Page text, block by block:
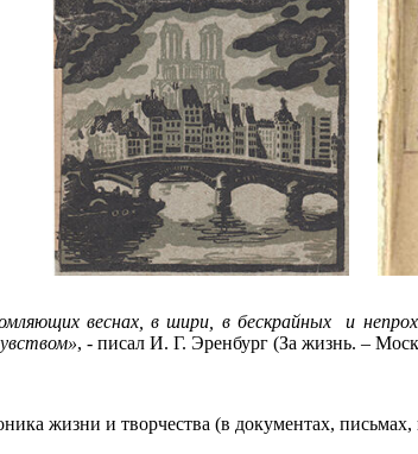
веснах, в шири, в бескрайных и
, - писал И. Г. Эренбург (За жизнь. –
жизни и творчества (в документах,